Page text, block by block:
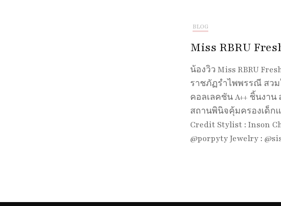
BLOG
Miss RBRU
น้องวิว Miss RBRU
ราชภัฏรำไพพรรณี สว
คอลเลคชัน A++ ชิ้นงา
สถานพินิจคุ้มครองเด็ก
Credit Stylist : Inson
@porpyty Jewelry :